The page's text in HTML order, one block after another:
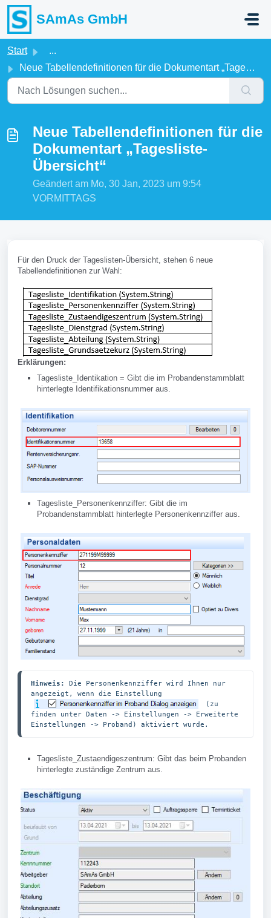
Zum hauptsächlichen Inhalt gehen
SAmAs GmbH
Start
...
Neue Tabellendefinitionen für die Dokumentart „Tagesliste...
Neue Tabellendefinitionen für die
Dokumentart „Tagesliste-
Übersicht“
Geändert am Mo, 30 Jan, 2023 um 9:54
VORMITTAGS
Für den Druck der Tageslisten-Übersicht, stehen 6 neue
Tabellendefinitionen zur Wahl:
Erklärungen:
Tagesliste_Identikation = Gibt die im Probandenstammblatt
hinterlegte Identifikationsnummer aus.
Tagesliste_Personenkennziffer: Gibt die im
Probandenstammblatt hinterlegte Personenkennziffer aus.
Hinweis: Die Personenkennziffer wird Ihnen nur
angezeigt, wenn die Einstellung
(zu
finden unter Daten -> Einstellungen -> Erweiterte
Einstellungen -> Proband) aktiviert wurde.
Tagesliste_Zustaendigeszentrum: Gibt das beim Probanden
hinterlegte zuständige Zentrum aus.